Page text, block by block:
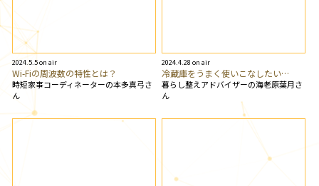
2024.5.5 on air
Wi-Fiの周波数の特性とは？
時短家事コーディネーターの本多真弓さ
ん
2024.4.28 on air
冷蔵庫をうまく使いこなしたい…
暮らし整えアドバイザーの海老原葉月さ
ん